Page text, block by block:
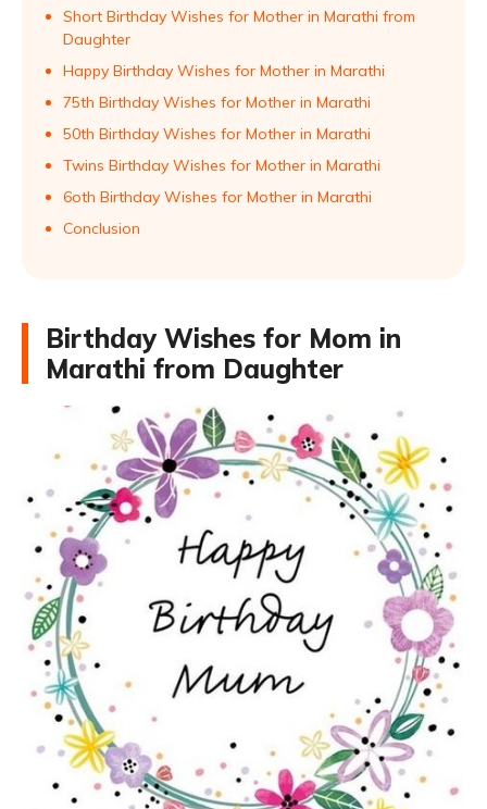
Short Birthday Wishes for Mother in Marathi from
Daughter
Happy Birthday Wishes for Mother in Marathi
75th Birthday Wishes for Mother in Marathi
50th Birthday Wishes for Mother in Marathi
Twins Birthday Wishes for Mother in Marathi
6oth Birthday Wishes for Mother in Marathi
Conclusion
Birthday Wishes for Mom in
Marathi from Daughter